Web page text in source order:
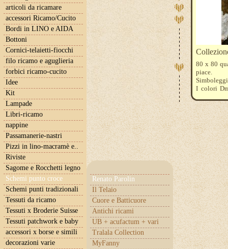
articoli da ricamare
accessori Ricamo/Cucito
Bordi in LINO e AIDA
Bottoni
Cornici-telaietti-fiocchi
filo ricamo e aguglieria
forbici ricamo-cucito
Idee
Kit
Lampade
Libri-ricamo
nappine
Passamanerie-nastri
Pizzi in lino-macramè e..
Riviste
Sagome e Rocchetti legno
Schemi punto croce
Renato Parolin
Il Telaio
Cuore e Batticuore
Antichi ricami
UB + acufactum + vari
Tralala Collection
MyFanny
Schemi punti tradizionali
Tessuti da ricamo
Tessuti x Broderie Suisse
Tessuti patchwork e baby
accessori x borse e simili
decorazioni varie
80 x 80
piace.
I colori
una
foto sulla